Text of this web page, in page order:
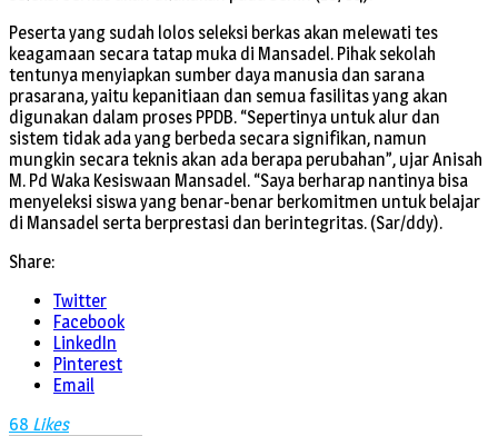
Peserta yang sudah lolos seleksi berkas akan melewati tes
keagamaan secara tatap muka di Mansadel. Pihak sekolah
tentunya menyiapkan sumber daya manusia dan sarana
prasarana, yaitu kepanitiaan dan semua fasilitas yang akan
digunakan dalam proses PPDB. “Sepertinya untuk alur dan
sistem tidak ada yang berbeda secara signifikan, namun
mungkin secara teknis akan ada berapa perubahan”, ujar Anisah
M. Pd Waka Kesiswaan Mansadel. “Saya berharap nantinya bisa
menyeleksi siswa yang benar-benar berkomitmen untuk belajar
di Mansadel serta berprestasi dan berintegritas. (Sar/ddy).
Share:
Twitter
Facebook
LinkedIn
Pinterest
Email
68 Likes